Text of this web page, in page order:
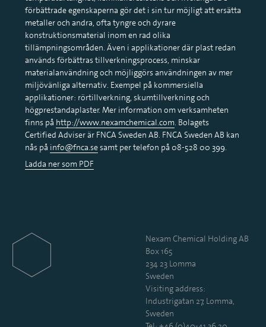
förbättrade egenskaperna gör det i sin tur möjligt att ersätta
metaller och andra, ofta tyngre och dyrare
konstruktionsmaterial inom en rad olika
tillämpningsområden. Även i applikationer där plast redan
används förbättras tillverkningsprocess, minskar
materialanvändning och möjliggörs användningen av mer
miljövänliga alternativ. Exempel på kommersiella
applikationer: rörtillverkning, skumtillverkning och
högprestandaplaster. Mer information om verksamheten
finns på http://www.nexamchemical.com. Bolagets
Certified Adviser är FNCA Sweden AB. FNCA Sweden AB kan
nås på info@fnca.sesamt per telefon på 08-528 00 399.
Ladda ner som PDF
Nexam Chemical Holding AB
Box 165
234 23 Lomma
Sweden
Visiting address:
Industrigatan 27, Lomma,
Sweden